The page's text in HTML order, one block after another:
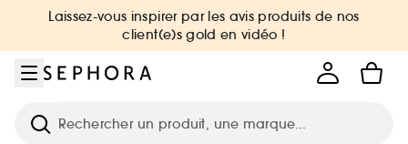
Aller au menu
Aller au contenu principal
Aller au pied de page
Laissez-vous inspirer par les avis produits de nos
client(e)s gold en vidéo !
Recherche